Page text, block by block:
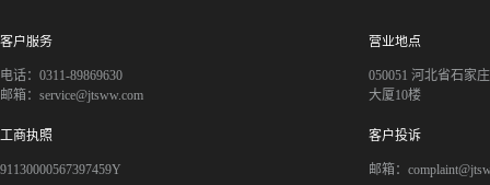
客户服务
电话：0311-89869630
邮箱：service@jtsww.com
营业地点
050051 河北省石家
大厦10楼
工商执照
91130000567397459Y
客户投诉
邮箱：